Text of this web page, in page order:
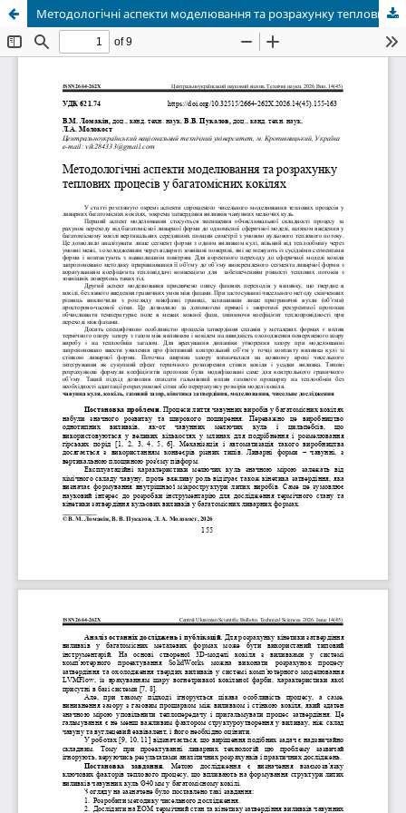
Методологічні аспекти моделювання та розрахунку теплових процесів у багатомісних кокілях